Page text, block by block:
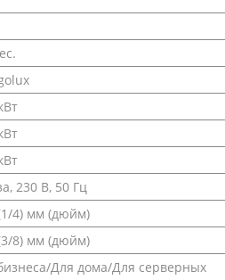
230 В, 50 Гц
4) мм (дюйм)
8) мм (дюйм)
Для дома/Для серверных